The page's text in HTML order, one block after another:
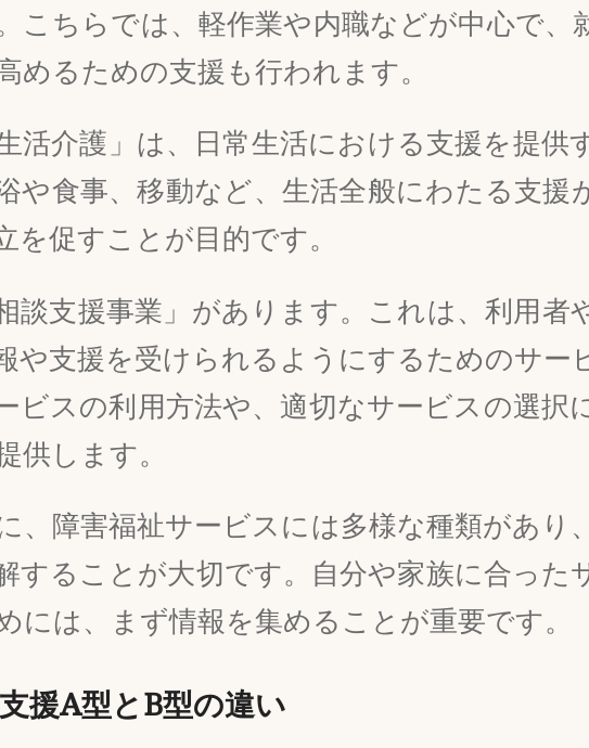
こちらでは、軽作業や内職などが中心で、
めるための支援も行われます。
活介護」は、日常生活における支援を提供
や食事、移動など、生活全般にわたる支援
を促すことが目的です。
談支援事業」があります。これは、利用者
や支援を受けられるようにするためのサー
ビスの利用方法や、適切なサービスの選択
供します。
、障害福祉サービスには多様な種類があり
することが大切です。自分や家族に合った
には、まず情報を集めることが重要です。
援A型とB型の違い